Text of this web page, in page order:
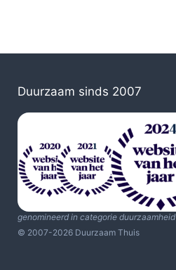
Duurzaam sinds 2007
genomineerd in categorie duurzaamheid
© 2007-2026 Duurzaam Thuis